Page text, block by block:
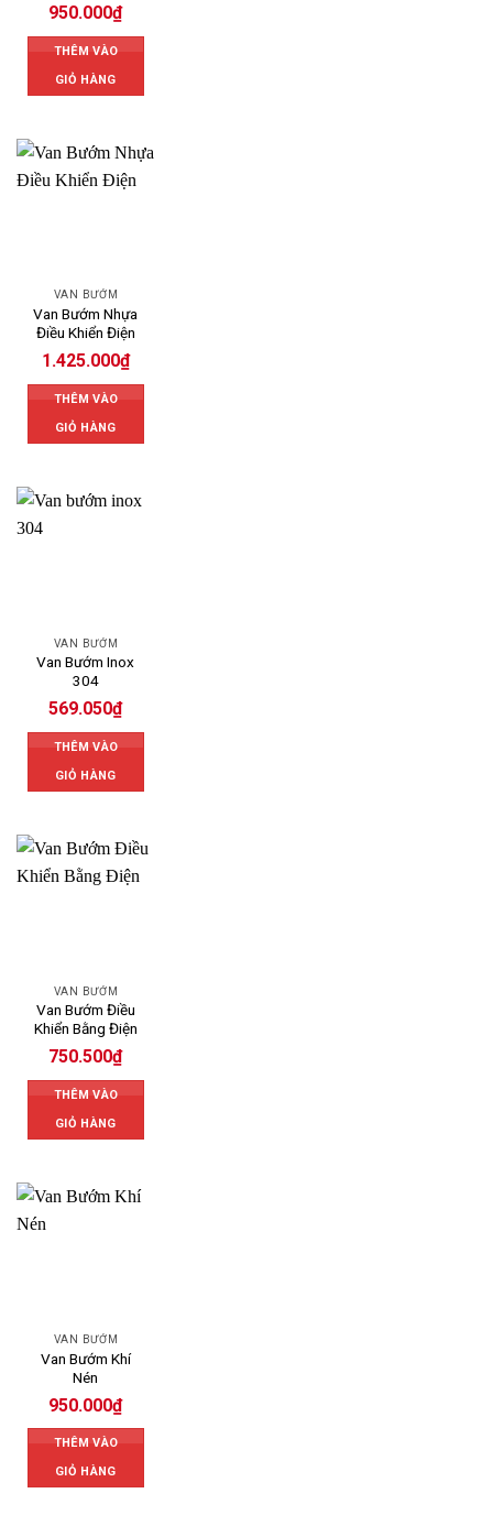
950.000₫
THÊM VÀO
GIỎ HÀNG
VAN BƯỚM
Van Bướm Nhựa
Điều Khiển Điện
1.425.000₫
THÊM VÀO
GIỎ HÀNG
VAN BƯỚM
Van Bướm Inox
304
569.050₫
THÊM VÀO
GIỎ HÀNG
VAN BƯỚM
Van Bướm Điều
Khiển Bằng Điện
750.500₫
THÊM VÀO
GIỎ HÀNG
VAN BƯỚM
Van Bướm Khí
Nén
950.000₫
THÊM VÀO
GIỎ HÀNG